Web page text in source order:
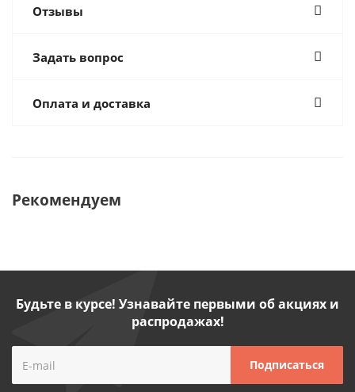
Отзывы
Задать вопрос
Оплата и доставка
Рекомендуем
Будьте в курсе! Узнавайте первыми об акциях и
распродажах!